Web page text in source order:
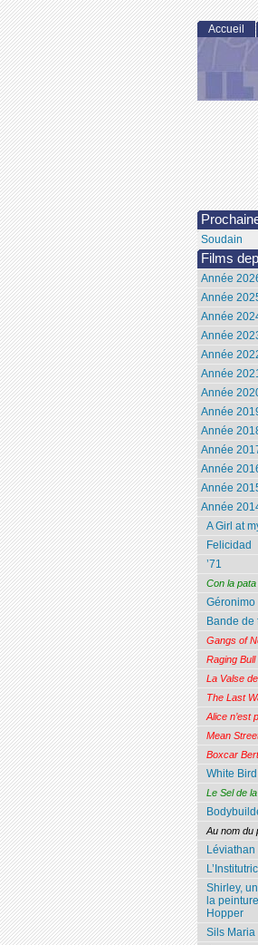
Accueil
Soudain
Films
Année
Année
Année
Année
Année
Année
Année
Année
Année
Année
Année
Année
Année
A Girl at
Felicidad
’71
Con la
Géronimo
Bande de
Gangs of
Raging Bull
La Valse
The Last
Alice n’est
Mean
Boxcar
White Bird
Le Sel de
Au nom du
Léviathan
Shirley,
la
Hopper
Sils Maria